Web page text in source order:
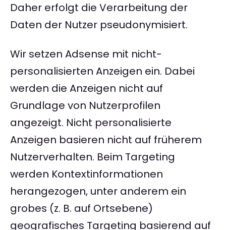
Daher erfolgt die Verarbeitung der
Daten der Nutzer pseudonymisiert.
Wir setzen Adsense mit nicht-
personalisierten Anzeigen ein. Dabei
werden die Anzeigen nicht auf
Grundlage von Nutzerprofilen
angezeigt. Nicht personalisierte
Anzeigen basieren nicht auf früherem
Nutzerverhalten. Beim Targeting
werden Kontextinformationen
herangezogen, unter anderem ein
grobes (z. B. auf Ortsebene)
geografisches Targeting basierend auf